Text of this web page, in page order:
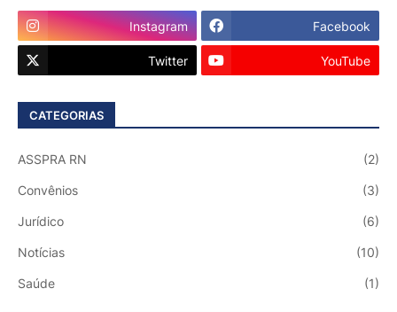
Instagram Facebook
Twitter YouTube
CATEGORIAS
ASSPRA RN (2)
Convênios (3)
Jurídico (6)
Notícias (10)
Saúde (1)